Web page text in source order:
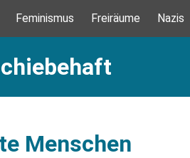
Feminismus Freiräume Nazis
Menschen